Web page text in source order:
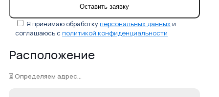
Я принимаю обработкуперсональных данных и
соглашаюсь с политикой конфиденциальности
Расположение
⏳ Определяем адрес...